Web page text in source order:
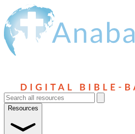
Resources